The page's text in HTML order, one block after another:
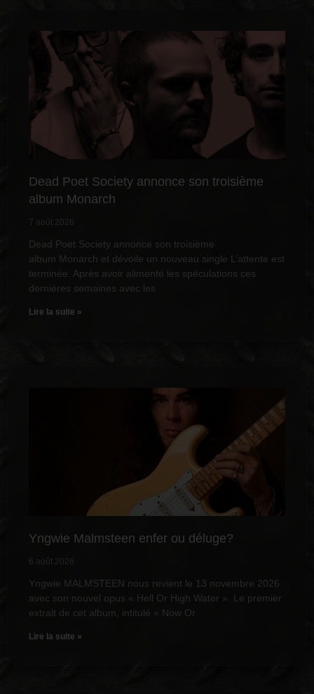
Dead Poet Society annonce son troisième
album Monarch
7 août 2026
Dead Poet Society annonce son troisième
album Monarch et dévoile un nouveau single L’attente est
terminée. Après avoir alimenté les spéculations ces
dernières semaines avec les
Lire la suite »
Yngwie Malmsteen enfer ou déluge?
6 août 2026
Yngwie MALMSTEEN nous revient le 13 novembre 2026
avec son nouvel opus « Hell Or High Water ». Le premier
extrait de cet album, intitulé « Now Or
Lire la suite »